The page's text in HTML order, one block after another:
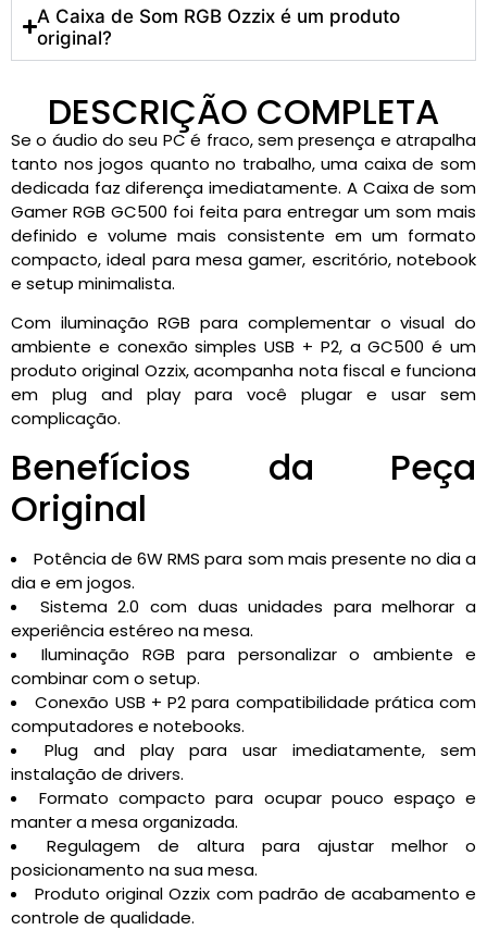
A Caixa de Som RGB Ozzix é um produto
original?
DESCRIÇÃO COMPLETA
Se o áudio do seu PC é fraco, sem presença e atrapalha
tanto nos jogos quanto no trabalho, uma caixa de som
dedicada faz diferença imediatamente. A Caixa de som
Gamer RGB GC500 foi feita para entregar um som mais
definido e volume mais consistente em um formato
compacto, ideal para mesa gamer, escritório, notebook
e setup minimalista.
Com iluminação RGB para complementar o visual do
ambiente e conexão simples USB + P2, a GC500 é um
produto original Ozzix, acompanha nota fiscal e funciona
em plug and play para você plugar e usar sem
complicação.
Benefícios da Peça
Original
Potência de 6W RMS para som mais presente no dia a
dia e em jogos.
Sistema 2.0 com duas unidades para melhorar a
experiência estéreo na mesa.
Iluminação RGB para personalizar o ambiente e
combinar com o setup.
Conexão USB + P2 para compatibilidade prática com
computadores e notebooks.
Plug and play para usar imediatamente, sem
instalação de drivers.
Formato compacto para ocupar pouco espaço e
manter a mesa organizada.
Regulagem de altura para ajustar melhor o
posicionamento na sua mesa.
Produto original Ozzix com padrão de acabamento e
controle de qualidade.